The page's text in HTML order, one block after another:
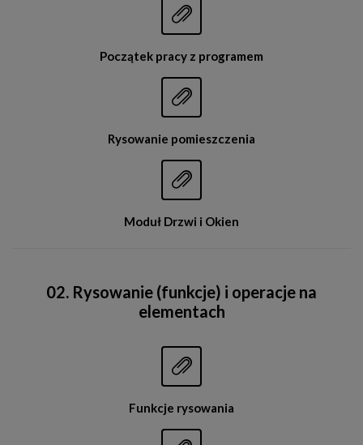


Początek pracy z programem


Rysowanie pomieszczenia


Moduł Drzwi i Okien
02. Rysowanie (funkcje) i operacje na
elementach


Funkcje rysowania